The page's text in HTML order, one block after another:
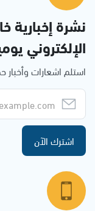
نشرة إخبارية
الإلكتروني
استلم اشعارات
اشترك الآن